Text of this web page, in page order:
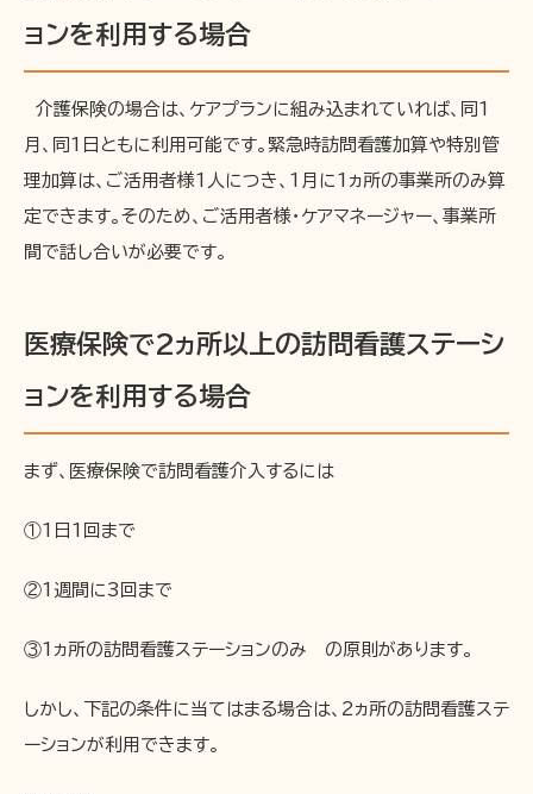
ョンを利用する場合
介護保険の場合は、ケアプランに組み込まれていれば、同1
月、同1日ともに利用可能です。緊急時訪問看護加算や特別管
理加算は、ご活用者様1人につき、1月に1ヵ所の事業所のみ算
定できます。そのため、ご活用者様・ケアマネージャー、事業所
間で話し合いが必要です。
医療保険で2ヵ所以上の訪問看護ステーシ
ョンを利用する場合
まず、医療保険で訪問看護介入するには
①1日1回まで
②1週間に3回まで
③1ヵ所の訪問看護ステーションのみ の原則があります。
しかし、下記の条件に当てはまる場合は、2ヵ所の訪問看護ステ
ーションが利用できます。